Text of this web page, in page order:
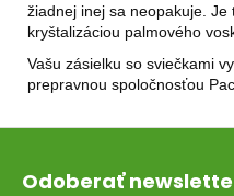
žiadnej inej sa neopakuje.
kryštalizáciou palmového
Vašu zásielku so sviečkami
prepravnou spoločnosťou
Z
Odoberať